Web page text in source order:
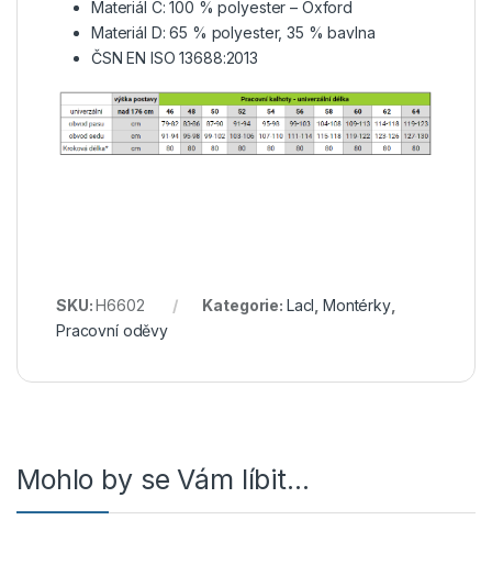
Materiál C: 100 % polyester – Oxford
Materiál D: 65 % polyester, 35 % bavlna
ČSN EN ISO 13688:2013
SKU:H6602 Kategorie: Lacl Montérky,
Pracovní oděvy
Mohlo by se Vám líbit…